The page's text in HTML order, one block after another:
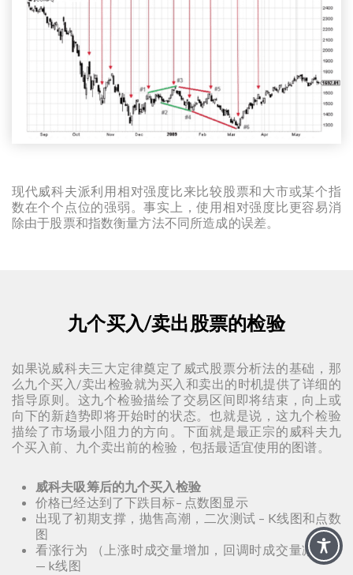
现代威科夫派利用相对强度比来比较股票和大市或某个指
数在个个点位的强弱。事实上，使用相对强度比更容易消
除由于股票和指数衡量方法不同所造成的误差。
九个买入/卖出股票的检验
如果说威科夫三大定律奠定了威式股票分析法的基础，那
么九个买入/卖出检验就为买入和卖出的时机提供了详细的
指导原则。这九个检验描绘了交易区间即将结束，向上或
向下的新趋势即将开始时的状态。也就是说，这九个检验
描绘了市场最小阻力的方向。下面就是最正宗的威科夫九
个买入前、九个卖出前的检验，包括最适宜使用的图谱。
威科夫吸筹后的九个买入检验
价格已经达到了下跌目标– 点数图显示
出现了初期支撑，抛售高潮，二次测试 – K线图和点数
图
看涨行为 （上涨时成交量增加，回调时成交量减少）
— k线图